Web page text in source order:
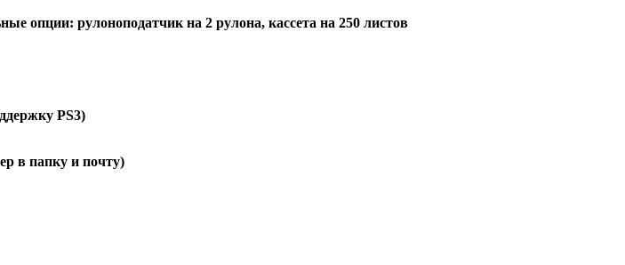
опции: рулоноподатчик на 2 рулона, кассета на 250 листов
PS3)
в папку и почту)